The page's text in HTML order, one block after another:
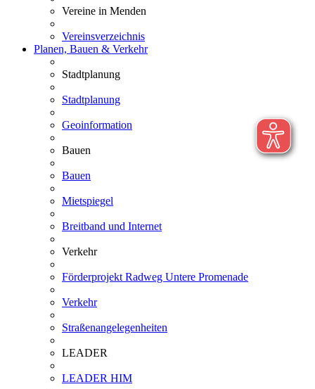
Vereine in Menden
Vereinsverzeichnis
Planen, Bauen & Verkehr
Stadtplanung
Stadtplanung
Geoinformation
Bauen
Bauen
Mietspiegel
Breitband und Internet
Verkehr
Förderprojekt Radweg Untere Promenade
Verkehr
Straßenangelegenheiten
LEADER
LEADER HIM